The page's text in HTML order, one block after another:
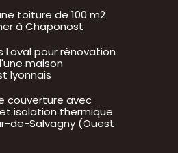
toiture de 100 m2
à Chaponost
Laval pour rénovation
maison
lyonnais
couverture avec
isolation thermique
de-Salvagny (Ouest